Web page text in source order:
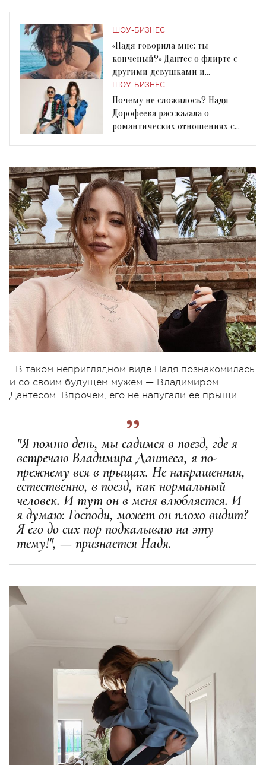
ШОУ-БИЗНЕС
«Надя говорила мне: ты
конченый?» Дантес о флирте с
другими девушками и
семейной жизни с Дорофеевой
ШОУ-БИЗНЕС
Почему не сложилось? Надя
Дорофеева рассказала о
романтических отношениях с
В таком неприглядном виде Надя познакомилась
и со своим будущем мужем — Владимиром
Дантесом. Впрочем, его не напугали ее прыщи.
"Я помню день, мы садимся в поезд, где я
встречаю Владимира Дантеса, я по-
прежнему вся в прыщах. Не накрашенная,
естественно, в поезд, как нормальный
человек. И тут он в меня влюбляется. И
я думаю: Господи, может он плохо видит?
Я его до сих пор подкалываю на эту
тему!", — признается Надя.